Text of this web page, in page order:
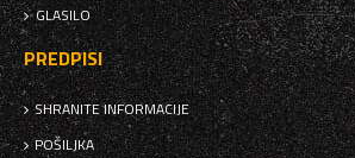
GLASILO
PREDPISI
SHRANITE INFORMACIJE
POŠILJKA